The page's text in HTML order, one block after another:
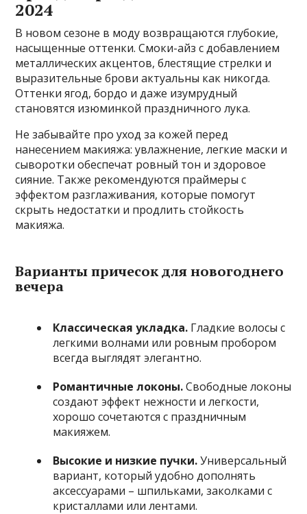
2024
В новом сезоне в моду возвращаются глубокие,
насыщенные оттенки. Смоки-айз с добавлением
металлических акцентов, блестящие стрелки и
выразительные брови актуальны как никогда.
Оттенки ягод, бордо и даже изумрудный
становятся изюминкой праздничного лука.
Не забывайте про уход за кожей перед
нанесением макияжа: увлажнение, легкие маски и
сыворотки обеспечат ровный тон и здоровое
сияние. Также рекомендуются праймеры с
эффектом разглаживания, которые помогут
скрыть недостатки и продлить стойкость
макияжа.
Варианты причесок для новогоднего
вечера
Классическая укладка. Гладкие волосы с
легкими волнами или ровным пробором
всегда выглядят элегантно.
Романтичные локоны.Свободные локоны
создают эффект нежности и легкости,
хорошо сочетаются с праздничным
макияжем.
Высокие и низкие пучки.Универсальный
вариант, который удобно дополнять
аксессуарами – шпильками, заколками с
кристаллами или лентами.